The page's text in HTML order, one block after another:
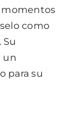
momentos
como
Su
un
para su